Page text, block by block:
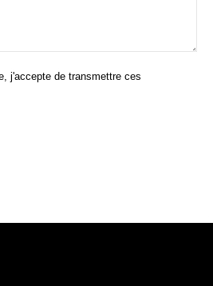
j'accepte de transmettre ces